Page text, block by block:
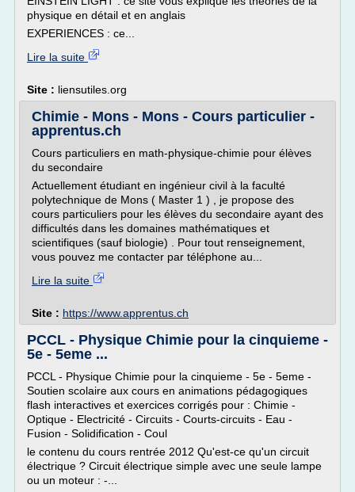
physique en détail et en anglais
EXPERIENCES : ce...
Lire la suite
Site : liensutiles.org
Chimie - Mons - Mons - Cours particulier -
apprentus.ch
Cours particuliers en math-physique-chimie pour élèves
du secondaire
Actuellement étudiant en ingénieur civil à la faculté
polytechnique de Mons ( Master 1 ) , je propose des
cours particuliers pour les élèves du secondaire ayant des
difficultés dans les domaines mathématiques et
scientifiques (sauf biologie) . Pour tout renseignement,
vous pouvez me contacter par téléphone au...
Lire la suite
Site : https://www.apprentus.ch
PCCL - Physique Chimie pour la cinquieme -
5e - 5eme ...
PCCL - Physique Chimie pour la cinquieme - 5e - 5eme -
Soutien scolaire aux cours en animations pédagogiques
flash interactives et exercices corrigés pour : Chimie -
Optique - Electricité - Circuits - Courts-circuits - Eau -
Fusion - Solidification - Coul
le contenu du cours rentrée 2012 Qu'est-ce qu'un circuit
électrique ? Circuit électrique simple avec une seule lampe
ou un moteur : -...